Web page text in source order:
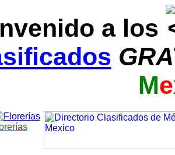
a los
Me
rerías